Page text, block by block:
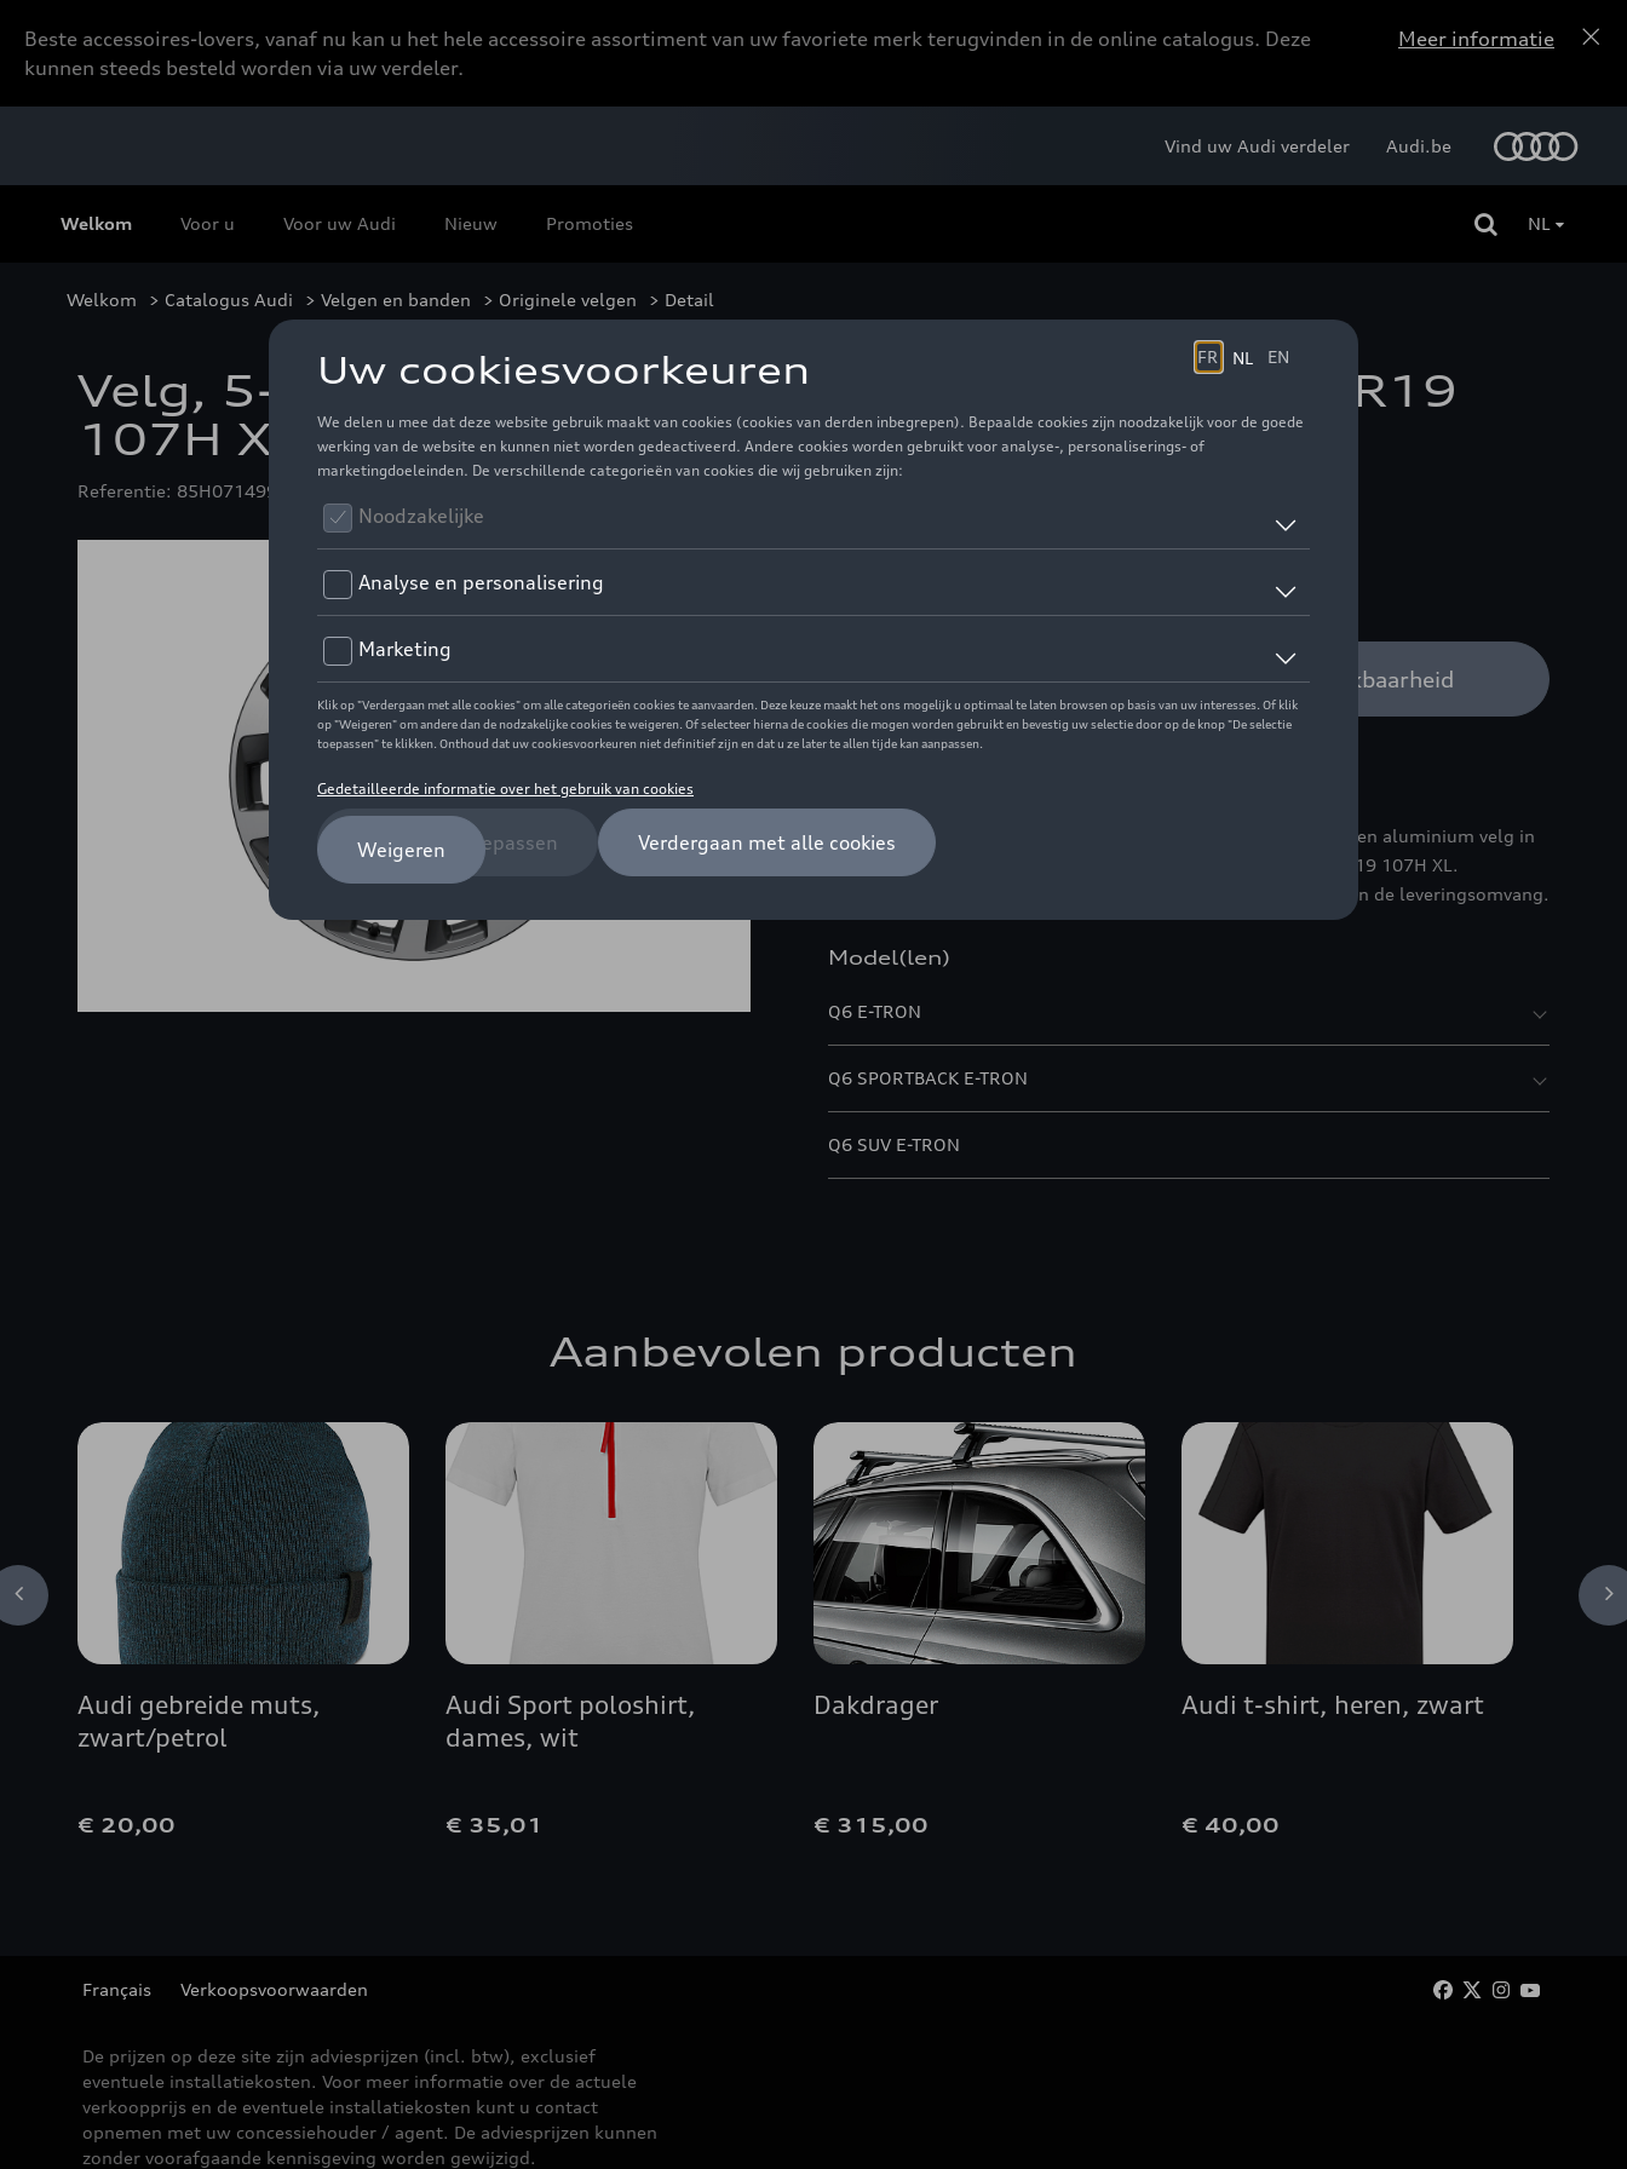
Beste accessoires-lovers, vanaf nu kan u het hele accessoire assortiment van uw favoriete merk terugvinden in de online catalogus. Deze
kunnen steeds besteld worden via uw verdeler.
Meer informatie
Welkom Voor u Voor uw Audi Nieuw Promoties
Vind uw Audi verdeler Audi.be
NL
Welkom > Catalogus Audi > Velgen en banden > Originele velgen > Detail
Velg, 5-dubbelspaaks in grijs, 8.0 J x 19, 235/60 R19
107H XL
Referentie: 85H071499B JG3
Dit product is momenteel niet op stock
Contacteer uw Audi verdeler voor beschikbaarheid
Geef uw Audi een nog dynamischere uitstraling - met de gegoten aluminium velg in
5-dubbelspaaks dynamisch design voor bandenmaat 235/60 R19 107H XL.
Steekmaat: 130/5. ET-waarde: 40. De band is niet inbegrepen in de leveringsomvang.
Model(len)
Q6 E-TRON
Q6 SPORTBACK E-TRON
Q6 SUV E-TRON
Aanbevolen producten
Audi gebreide muts,
zwart/petrol
€ 20,00
Audi Sport poloshirt,
dames, wit
€ 35,01
Dakdrager
€ 315,00
Audi t-shirt, heren, zwart
€ 40,00
Français Verkoopsvoorwaarden
De prijzen op deze site zijn adviesprijzen (incl. btw), exclusief
eventuele installatiekosten. Voor meer informatie over de actuele
verkoopprijs en de eventuele installatiekosten kunt u contact
opnemen met uw concessiehouder / agent. De adviesprijzen kunnen
zonder voorafgaande kennisgeving worden gewijzigd.